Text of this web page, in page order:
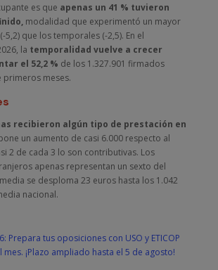
es que apenas un 41 % tuvieron
modalidad que experimentó un mayor
5,2) que los temporales (-2,5). En el
la temporalidad vuelve a crecer
el 52,2 % de los 1.327.901 firmados
primeros meses.
recibieron algún tipo de prestación en
un aumento de casi 6.000 respecto al
2 de cada 3 lo son contributivas. Los
apenas representan un sexto del
se desploma 23 euros hasta los 1.042
nacional.